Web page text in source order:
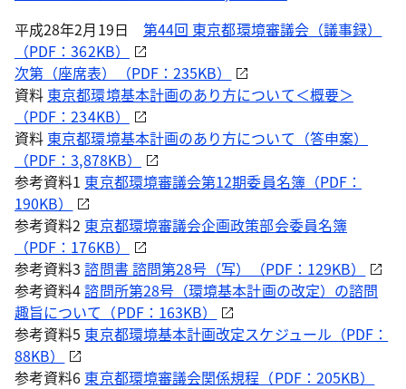
平成28年2月19日 第44回 東京都環境審議会（議事録）
（PDF：362KB）
次第（座席表）（PDF：235KB）
資料 東京都環境基本計画のあり方について＜概要＞
（PDF：234KB）
資料 東京都環境基本計画のあり方について（答申案）
（PDF：3,878KB）
参考資料1 東京都環境審議会第12期委員名簿（PDF：
190KB）
参考資料2 東京都環境審議会企画政策部会委員名簿
（PDF：176KB）
参考資料3諮問書 諮問第28号（写）（PDF：129KB）
参考資料4諮問所第28号（環境基本計画の改定）の諮問
趣旨について（PDF：163KB）
参考資料5 東京都環境基本計画改定スケジュール（PDF：
88KB）
参考資料6 東京都環境審議会関係規程（PDF：205KB）